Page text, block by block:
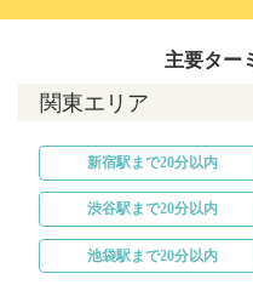
主要ター
関東エリア
新宿駅まで20分以内
渋谷駅まで20分以内
池袋駅まで20分以内